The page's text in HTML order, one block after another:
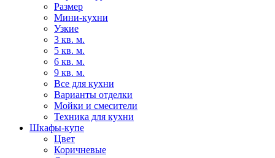
Размер
Мини-кухни
Узкие
3 кв. м.
5 кв. м.
6 кв. м.
9 кв. м.
Все для кухни
Варианты отделки
Мойки и смесители
Техника для кухни
Шкафы-купе
Цвет
Коричневые